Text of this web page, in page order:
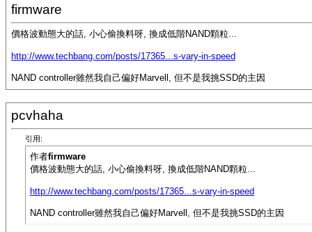
firmware
價格波動態大的話, 小心偷換料呀, 換成低階NAND顆粒...
http://www.techbang.com/posts/17365...s-vary-in-speed
NAND controller雖然我自己偏好Marvell, 但不是我挑SSD的主因
pcvhaha
引用:
作者firmware
價格波動態大的話, 小心偷換料呀, 換成低階NAND顆粒...
http://www.techbang.com/posts/17365...s-vary-in-speed
NAND controller雖然我自己偏好Marvell, 但不是我挑SSD的主因